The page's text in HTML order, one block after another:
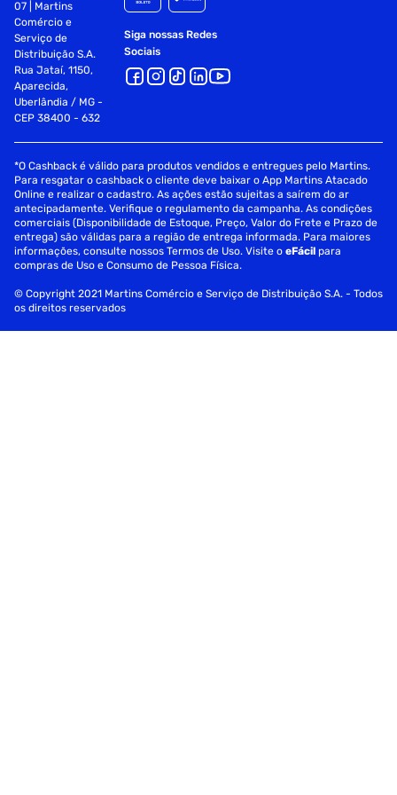
07 | Martins
Comércio e
Serviço de
Distribuição S.A.
Rua Jataí, 1150,
Aparecida,
Uberlândia / MG -
CEP 38400 - 632
Siga nossas Redes
Sociais
*O Cashback é válido para produtos vendidos e entregues pelo Martins.
Para resgatar o cashback o cliente deve baixar o App Martins Atacado
Online e realizar o cadastro. As ações estão sujeitas a saírem do ar
antecipadamente. Verifique o regulamento da campanha. As condições
comerciais (Disponibilidade de Estoque, Preço, Valor do Frete e Prazo de
entrega) são válidas para a região de entrega informada. Para maiores
informações, consulte nossos Termos de Uso. Visite oeFácil para
compras de Uso e Consumo de Pessoa Física.
© Copyright 2021 Martins Comércio e Serviço de Distribuição S.A. - Todos
os direitos reservados